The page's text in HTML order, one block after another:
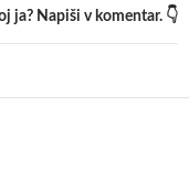
ja? Napiši v komentar. 👇